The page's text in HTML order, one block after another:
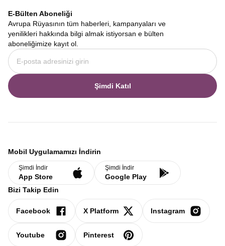
E-Bülten Aboneliği
Avrupa Rüyasının tüm haberleri, kampanyaları ve
yenilikleri hakkında bilgi almak istiyorsan e bülten
aboneliğimize kayıt ol.
Şimdi Katıl
Mobil Uygulamamızı İndirin
Şimdi İndir
App Store
Şimdi İndir
Google Play
Bizi Takip Edin
Facebook X Platform Instagram
Youtube Pinterest